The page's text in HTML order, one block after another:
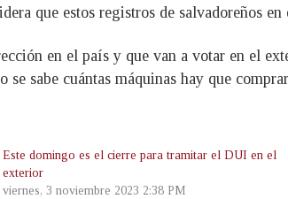
que estos registros de salvadoreños
en el país y que van a votar en el
sabe cuántas máquinas hay que
Este domingo es el cierre para tramitar el DUI en el
exterior
viernes, 3 noviembre 2023 2:38 PM